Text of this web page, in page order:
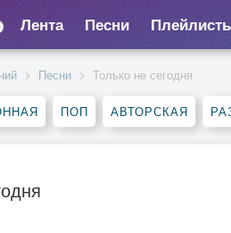
Лента Песни
Песни Только не сегодня
ПОП АВТОРСКАЯ